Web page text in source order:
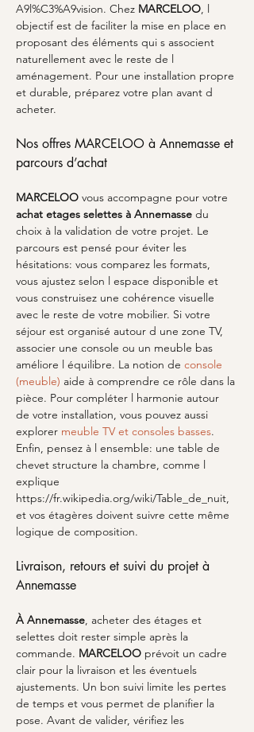
A9l%C3%A9vision. Chez MARCELOO, l
objectif est de faciliter la mise en place en
proposant des éléments qui s associent
naturellement avec le reste de l
aménagement. Pour une installation propre
et durable, préparez votre plan avant d
acheter.
Nos offres MARCELOO à Annemasse et
parcours d’achat
MARCELOO vous accompagne pour votre
achat etages selettes à Annemasse du
choix à la validation de votre projet. Le
parcours est pensé pour éviter les
hésitations: vous comparez les formats,
vous ajustez selon l espace disponible et
vous construisez une cohérence visuelle
avec le reste de votre mobilier. Si votre
séjour est organisé autour d une zone TV,
associer une console ou un meuble bas
améliore l équilibre. La notion de console
(meuble) aide à comprendre ce rôle dans la
pièce. Pour compléter l harmonie autour
de votre installation, vous pouvez aussi
explorer meuble TV et consoles basses.
Enfin, pensez à l ensemble: une table de
chevet structure la chambre, comme l
explique
https://fr.wikipedia.org/wiki/Table_de_nuit,
et vos étagères doivent suivre cette même
logique de composition.
Livraison, retours et suivi du projet à
Annemasse
À Annemasse, acheter des étages et
selettes doit rester simple après la
commande. MARCELOO prévoit un cadre
clair pour la livraison et les éventuels
ajustements. Un bon suivi limite les pertes
de temps et vous permet de planifier la
pose. Avant de valider, vérifiez les